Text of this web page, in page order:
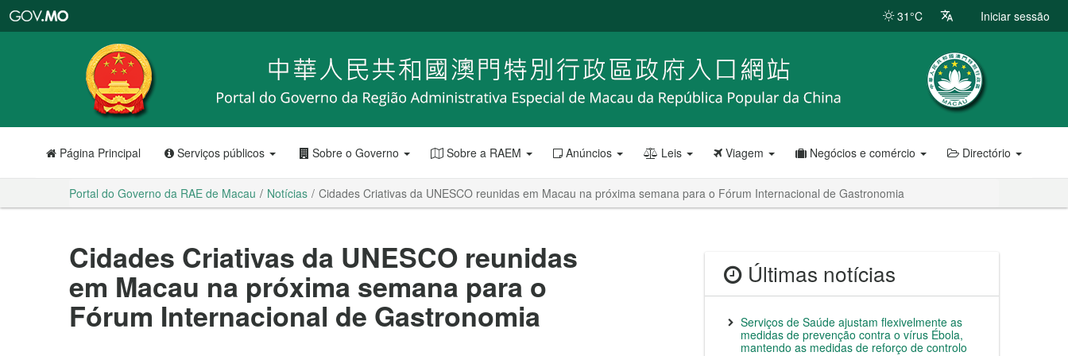
RAE
de
Macau
31°C Iniciar sessão
Página Principal Serviços públicos Sobre o Governo Sobre a RAEM Anúncios Leis Viagem Negócios e comércio Directório
Portal do Governo da RAE de Macau Notícias Cidades Criativas da UNESCO reunidas em Macau na próxima semana para o Fórum Internacional de Gastronomia
Cidades Criativas da UNESCO reunidas
em Macau na próxima semana para o
Fórum Internacional de Gastronomia
Últimas notícias
Serviços de Saúde ajustam flexivelmente as
medidas de prevenção contra o vírus Ébola,
mantendo as medidas de reforço de controlo